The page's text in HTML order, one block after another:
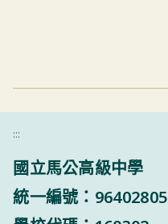
:::
國立馬公高級中學
統一編號：96402805